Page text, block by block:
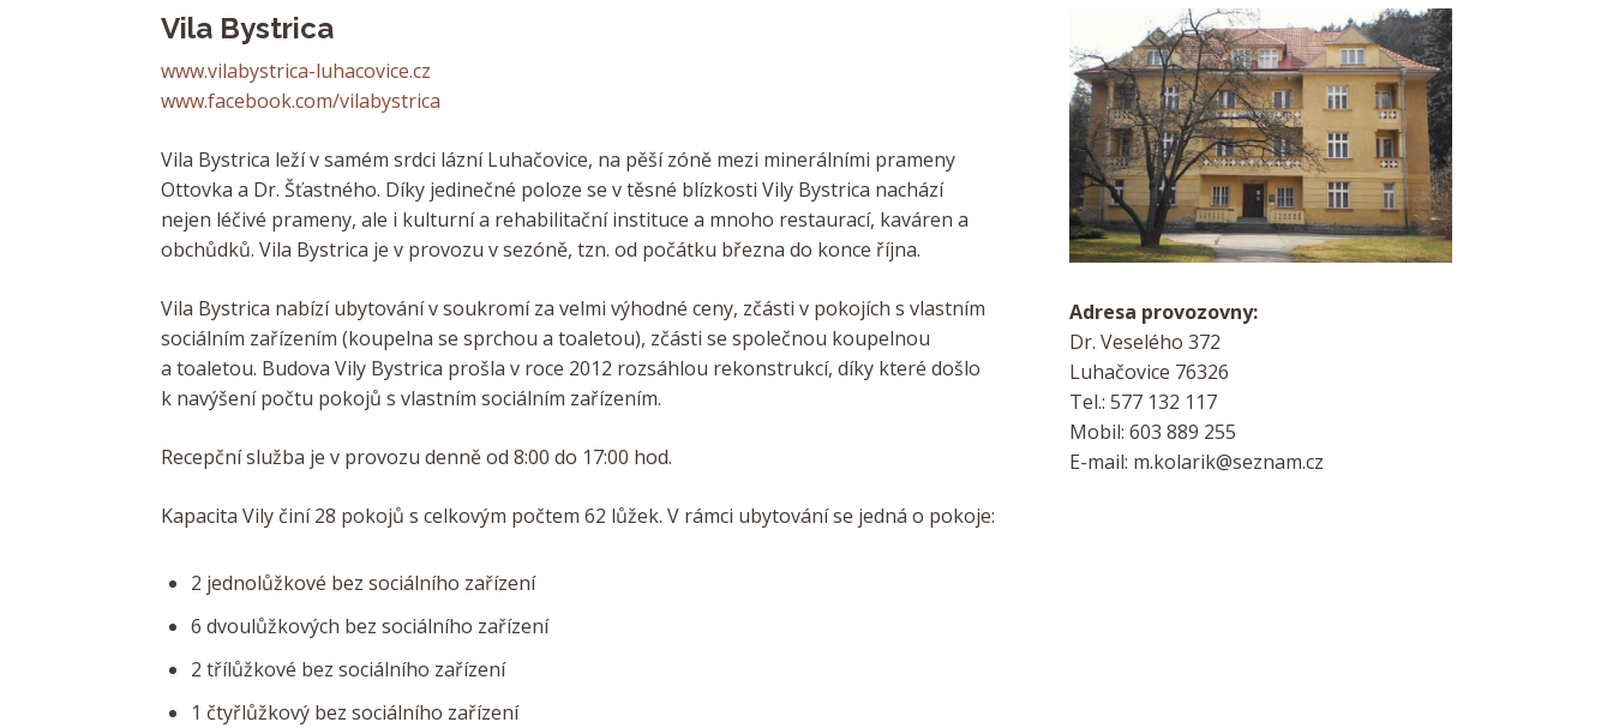
Vila Bystrica
www.vilabystrica-luhacovice.cz
www.facebook.com/vilabystrica
Vila Bystrica leží v samém srdci lázní Luhačovice, na pěší zóně mezi minerálními prameny
Ottovka a Dr. Šťastného. Díky jedinečné poloze se v těsné blízkosti Vily Bystrica nachází
nejen léčivé prameny, ale i kulturní a rehabilitační instituce a mnoho restaurací, kaváren a
obchůdků.Vila Bystrica je v provozu v sezóně, tzn. od počátku března do konce října.
Vila Bystrica nabízí ubytování v soukromí za velmi výhodné ceny, zčásti v pokojích s vlastním
sociálním zařízením (koupelna se sprchou a toaletou), zčásti se společnou koupelnou
a toaletou. Budova Vily Bystrica prošla v roce 2012 rozsáhlou rekonstrukcí, díky které došlo
k navýšení počtu pokojů s vlastním sociálním zařízením.
Recepční služba je v provozu denně od 8:00 do 17:00 hod.
Kapacita Vily činí 28 pokojů s celkovým počtem 62 lůžek. V rámci ubytování se jedná o pokoje:
2 jednolůžkové bez sociálního zařízení
6 dvoulůžkových bez sociálního zařízení
2 třílůžkové bez sociálního zařízení
1 čtyřlůžkový bez sociálního zařízení
Adresa provozovny:
Dr. Veselého 372
Luhačovice 76326
Tel.: 577 132 117
Mobil: 603 889 255
E-mail: m.kolarik@seznam.cz